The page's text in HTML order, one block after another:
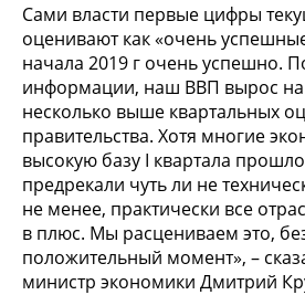
Сами власти первые цифры
оценивают как «очень
начала 2019 г очень успешно.
информации, наш ВВП вырос на
несколько выше квартальных
правительства. Хотя многие
высокую базу I квартала
предрекали чуть ли не
не менее, практически все
в плюс. Мы расцениваем это,
положительный момент», –
министр экономики Дмитрий